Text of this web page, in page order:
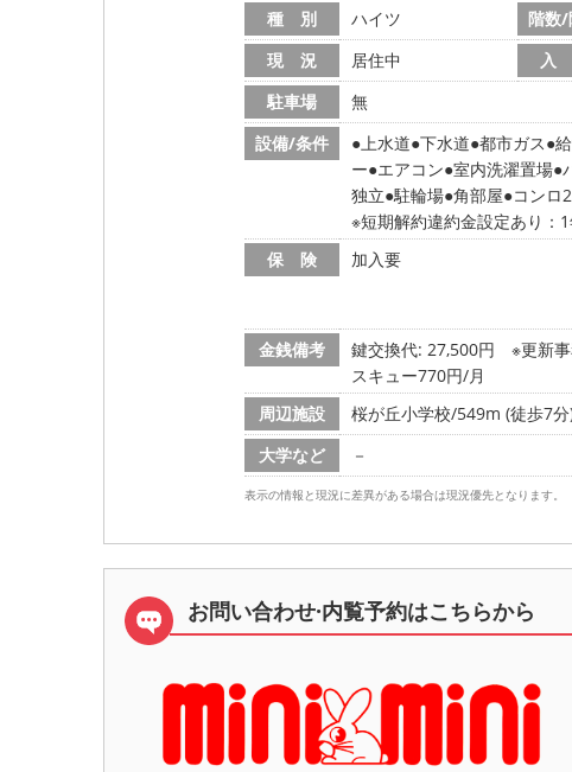
種 別
ハイツ 階数/
現 況
居住中 入
駐車場
無
設備/条件
上水道 下水道 都市ガス
ー エアコン 室内洗濯置場
独立 駐輪場 角部屋 コンロ
※短期解約違約金設定あり：
保 険
加入要
金銭備考
鍵交換代: 27,500円
※更新
スキュー770円/月
周辺施設
桜が丘小学校/549m (徒歩7
大学など
－
表示の情報と現況に差異がある場合は現況優先となります。
お問い合わせ·内覧予約はこちらから